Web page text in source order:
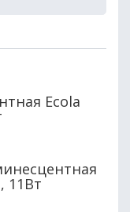
Ecola
11Вт